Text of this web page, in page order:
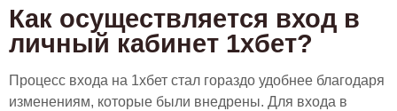
Как осуществляется вход в
личный кабинет 1хбет?
Процесс входа на 1хбет стал гораздо удобнее благодаря
изменениям, которые были внедрены. Для входа в